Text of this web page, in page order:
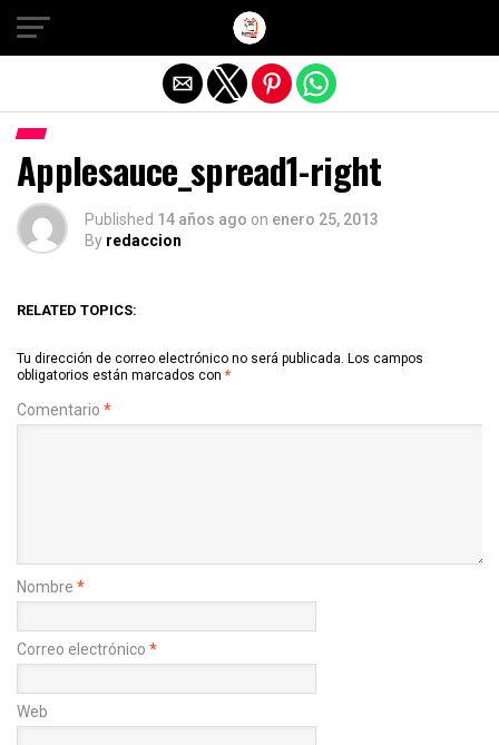
Applesauce_spread1-right
Published 14 años ago on enero 25, 2013
By redaccion
RELATED TOPICS:
Tu dirección de correo electrónico no será publicada. Los campos
obligatorios están marcados con *
Comentario *
Nombre *
Correo electrónico *
Web
Salir de la versión móvil